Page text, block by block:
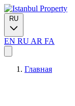
RU
EN RU AR FA
Главная